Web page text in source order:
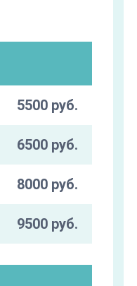
5500 руб.
6500 руб.
8000 руб.
9500 руб.